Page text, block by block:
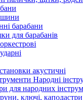
барабани
для барабанів
акустичні
Народні
для народних
ключі,